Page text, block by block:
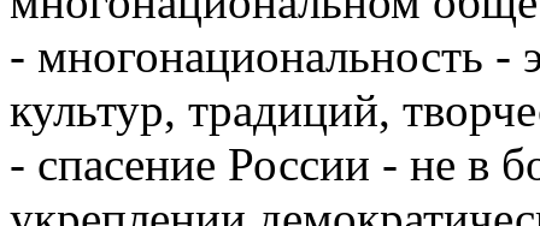
- многонациональность -
культур, традиций,
- спасение России - не в